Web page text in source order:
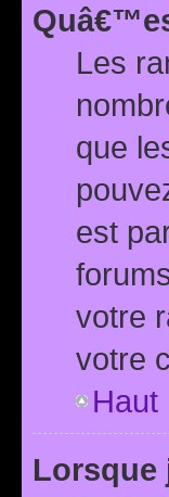
Les
que
est
votre
votre
Haut
Lorsque